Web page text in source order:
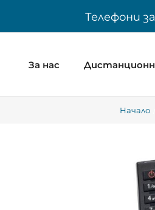
Телефони
За нас
Начало